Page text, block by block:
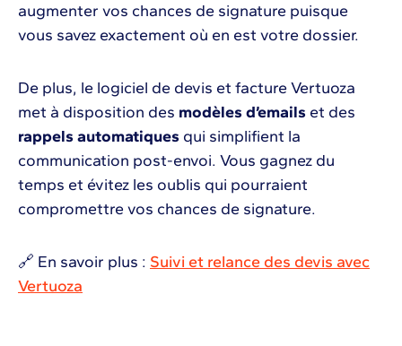
augmenter vos chances de signature puisque
vous savez exactement où en est votre dossier.
De plus, le logiciel de devis et facture Vertuoza
met à disposition des modèles d’emails et des
rappels automatiques qui simplifient la
communication post-envoi. Vous gagnez du
temps et évitez les oublis qui pourraient
compromettre vos chances de signature.
🔗 En savoir plus : Suivi et relance des devis avec
Vertuoza